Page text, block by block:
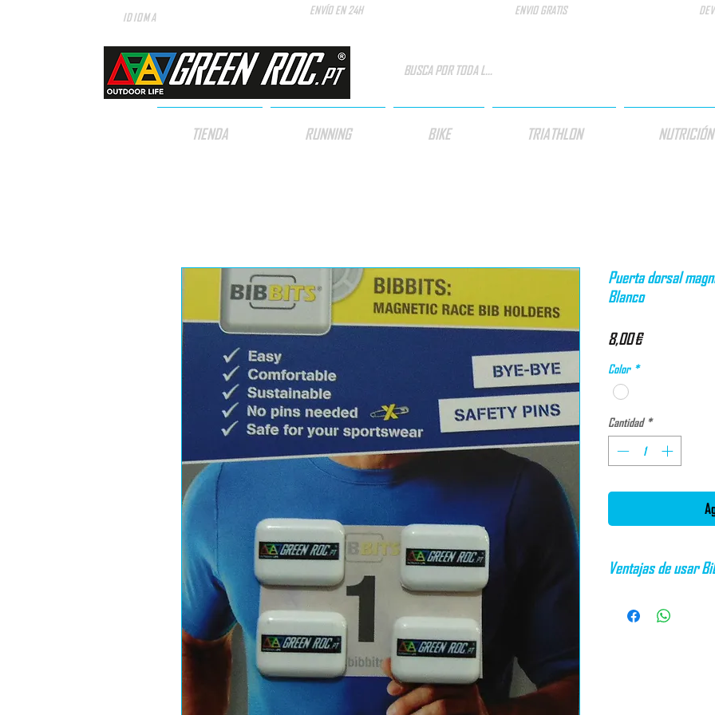
IDIOMA
ENVÍO EN 24H ENVIO GRATIS
TIENDA RUNNING BIKE TRIATHLON NUTRICIÓN
Puerta dorsal
Blanco
8,00 €Precio
Color *
Cantidad *
Ventajas de usar
potentes imanes.